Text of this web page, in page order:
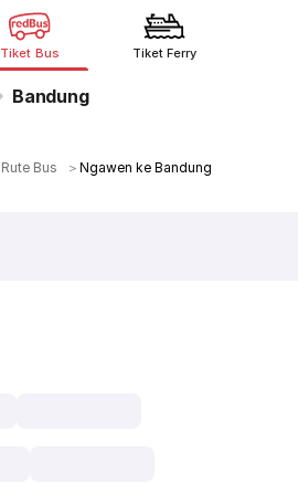
Tiket Bus Tiket Ferry
Bandung
Rute Bus ＞Ngawen ke Bandung